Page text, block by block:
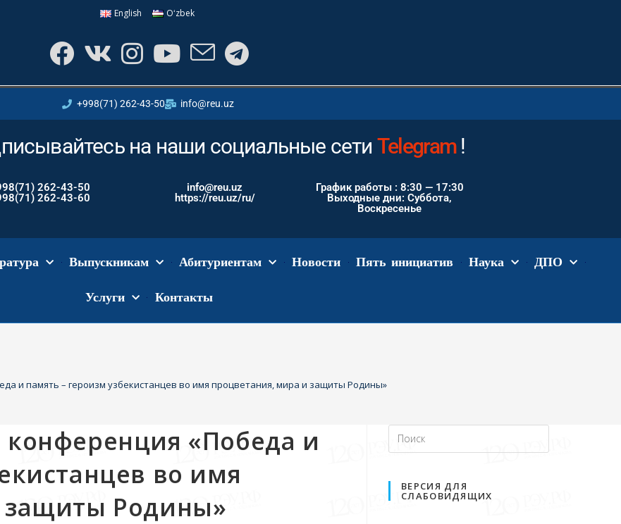
English Oʻzbek
+998(71) 262-43-50 info@reu.uz
на наши социальные сети Instagram !
262-43-50
262-43-60
info@reu.uz
https://reu.uz/ru/
График работы : 8:30 — 17:30
Выходные дни: Суббота,
Воскресенье
Выпускникам Абитуриентам Новости Пять инициатив Наука ДПО
Услуги Контакты
и память – героизм узбекистанцев во имя процветания, мира и защиты Родины»
конференция «Победа и
во имя
защиты Родины»
ВЕРСИЯ ДЛЯ
СЛАБОВИДЯЩИХ